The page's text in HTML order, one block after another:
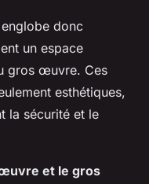
donc
un espace
gros œuvre. Ces
esthétiques,
la sécurité et le
et le gros